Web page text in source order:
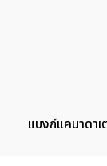
แบงก์แคนาดา